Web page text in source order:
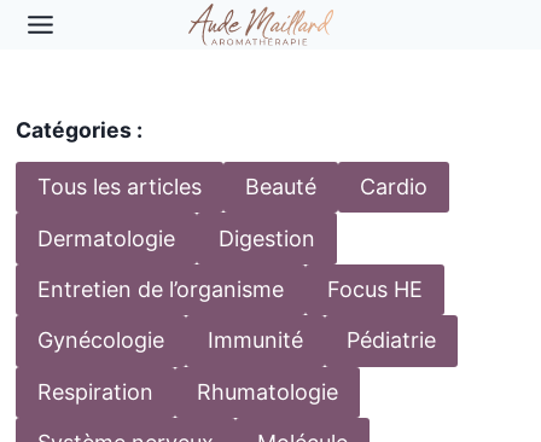
Aller
Catégories :
Tous les articles Beauté Cardio
Dermatologie Digestion
Entretien de l’organisme Focus HE
Gynécologie Immunité Pédiatrie
Respiration Rhumatologie